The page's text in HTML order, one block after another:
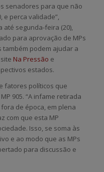
senadores para que não
e perca validade”,
segunda-feira (20),
para aprovação de MPs
também podem ajudar a
Na Pressão e
estados.
fatores políticos que
905. “A infame retirada
de época, em plena
com que esta MP
Isso, se soma às
e ao modo que as MPs
para discussão e